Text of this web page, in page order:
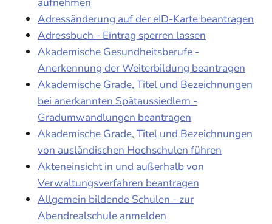
Adressänderung auf der eID-Karte beantragen
Adressbuch - Eintrag sperren lassen
Akademische Gesundheitsberufe -
Anerkennung der Weiterbildung beantragen
Akademische Grade, Titel und Bezeichnungen
bei anerkannten Spätaussiedlern -
Gradumwandlungen beantragen
Akademische Grade, Titel und Bezeichnungen
von ausländischen Hochschulen führen
Akteneinsicht in und außerhalb von
Verwaltungsverfahren beantragen
Allgemein bildende Schulen - zur
Abendrealschule anmelden